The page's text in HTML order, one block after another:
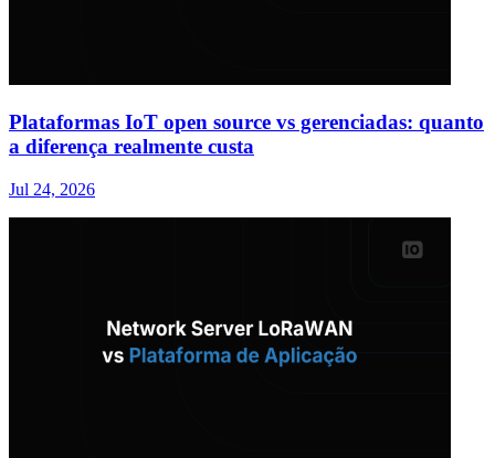
Plataformas IoT open source vs gerenciadas: quanto
a diferença realmente custa
Jul 24, 2026